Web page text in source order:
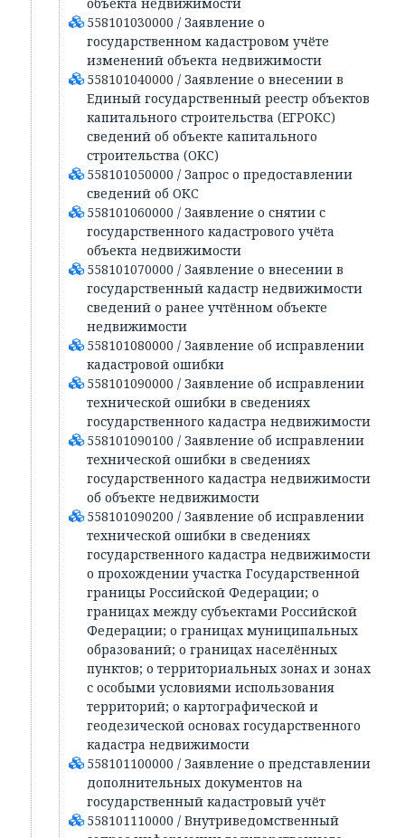
558101030000 / Заявление о
государственном кадастровом учёте
изменений объекта недвижимости
558101040000 / Заявление о внесении в
Единый государственный реестр объектов
капитального строительства (ЕГРОКС)
сведений об объекте капитального
строительства (ОКС)
558101050000 / Запрос о предоставлении
сведений об ОКС
558101060000 / Заявление о снятии с
государственного кадастрового учёта
объекта недвижимости
558101070000 / Заявление о внесении в
государственный кадастр недвижимости
сведений о ранее учтённом объекте
недвижимости
558101080000 / Заявление об исправлении
кадастровой ошибки
558101090000 / Заявление об исправлении
технической ошибки в сведениях
государственного кадастра недвижимости
558101090100 / Заявление об исправлении
технической ошибки в сведениях
государственного кадастра недвижимости
об объекте недвижимости
558101090200 / Заявление об исправлении
технической ошибки в сведениях
государственного кадастра недвижимости
о прохождении участка Государственной
границы Российской Федерации; о
границах между субъектами Российской
Федерации; о границах муниципальных
образований; о границах населённых
пунктов; о территориальных зонах и зонах
с особыми условиями использования
территорий; о картографической и
геодезической основах государственного
кадастра недвижимости
558101100000 / Заявление о представлении
дополнительных документов на
государственный кадастровый учёт
558101110000 / Внутриведомственный